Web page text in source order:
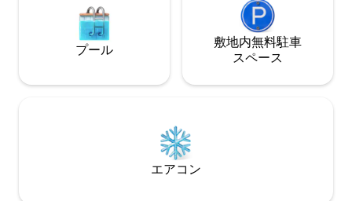
プール
敷地内無料駐⁠車
ス⁠ペ⁠ー⁠ス
エアコン